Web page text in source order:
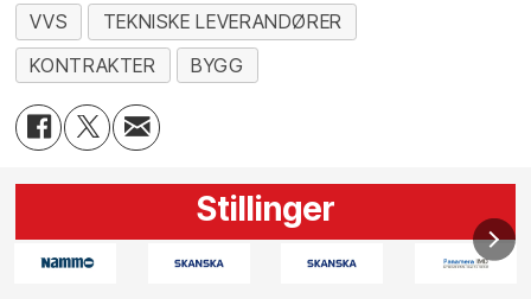
VVS
TEKNISKE LEVERANDØRER
KONTRAKTER
BYGG
Stillinger